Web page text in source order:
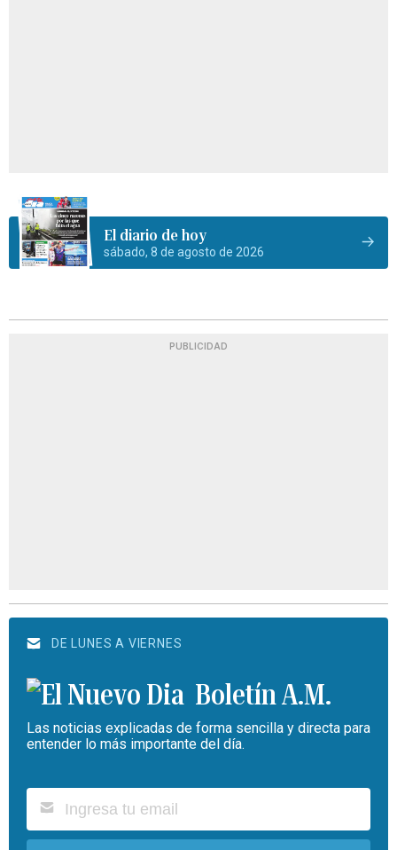
El diario de hoy
sábado, 8 de agosto de 2026
PUBLICIDAD
DE LUNES A VIERNES
Boletín A.M.
Las noticias explicadas de forma sencilla y directa para
entender lo más importante del día.